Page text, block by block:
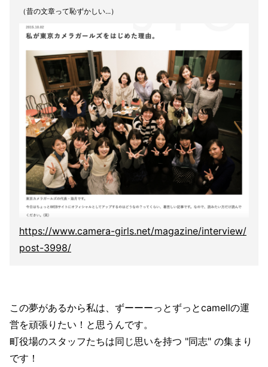
（昔の文章って恥ずかしい...）
https://www.camera-girls.net/magazine/interview/
post-3998/
この夢があるから私は、ずーーーっとずっとcamellの運
営を頑張りたい！と思うんです。
町役場のスタッフたちは同じ思いを持つ "同志" の集まり
です！